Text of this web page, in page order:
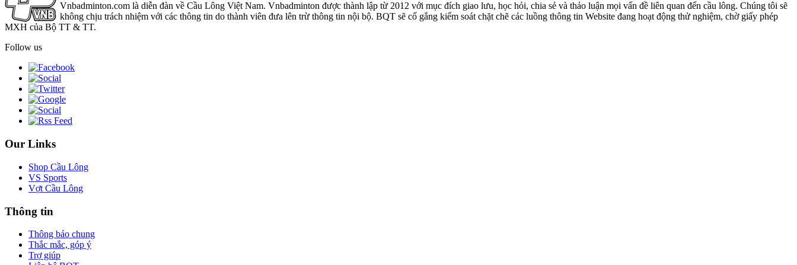
Vnbadminton.com là diễn đàn về Cầu Lông Việt Nam. Vnbadminton được thành lập từ 2012 với mục đích giao lưu, học hỏi, chia sẻ và thảo luận mọi vấn đề liên quan đến cầu lông. Chúng tôi sẽ
không chịu trách nhiệm với các thông tin do thành viên đưa lên trừ thông tin nội bộ. BQT sẽ cố gắng kiểm soát chặt chẽ các luồng thông tin Website đang hoạt động thử nghiệm, chờ giấy phép
MXH của Bộ TT & TT.
Follow us
Our Links
Shop Cầu Lông
VS Sports
Vợt Cầu Lông
Thông tin
Thông báo chung
Thắc mắc, góp ý
Trợ giúp